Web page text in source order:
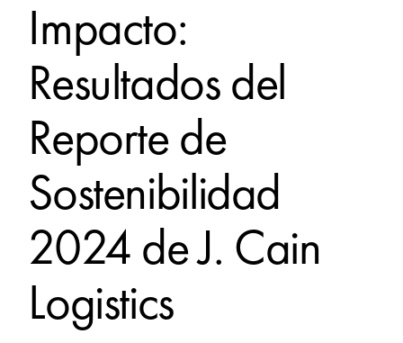
Impacto:
Resultados del
Reporte de
Sostenibilidad
2024 de J. Cain
Logistics